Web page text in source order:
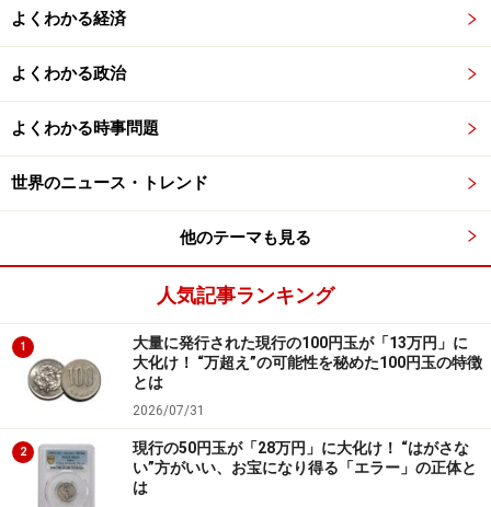
よくわかる経済
よくわかる政治
よくわかる時事問題
世界のニュース・トレンド
他のテーマも見る
人気記事ランキング
1
大量に発行された現行の100円玉が「13万円」に
大化け！ “万超え”の可能性を秘めた100円玉の特徴
とは
2026/07/31
2
現行の50円玉が「28万円」に大化け！ “はがさな
い”方がいい、お宝になり得る「エラー」の正体と
は